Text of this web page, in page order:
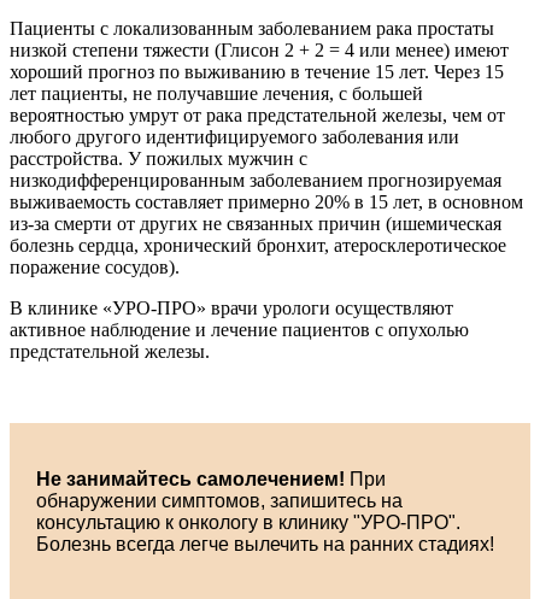
Пациенты с локализованным заболеванием рака простаты
низкой степени тяжести (Глисон 2 + 2 = 4 или менее) имеют
хороший прогноз по выживанию в течение 15 лет. Через 15
лет пациенты, не получавшие лечения, с большей
вероятностью умрут от рака предстательной железы, чем от
любого другого идентифицируемого заболевания или
расстройства. У пожилых мужчин с
низкодифференцированным заболеванием прогнозируемая
выживаемость составляет примерно 20% в 15 лет, в основном
из-за смерти от других не связанных причин (ишемическая
болезнь сердца, хронический бронхит, атеросклеротическое
поражение сосудов).
В клинике «УРО-ПРО» врачи урологи осуществляют
активное наблюдение и лечение пациентов с опухолью
предстательной железы.
Не занимайтесь самолечением! При
обнаружении симптомов, запишитесь на
консультацию к онкологу в клинику "УРО-ПРО".
Болезнь всегда легче вылечить на ранних стадиях!